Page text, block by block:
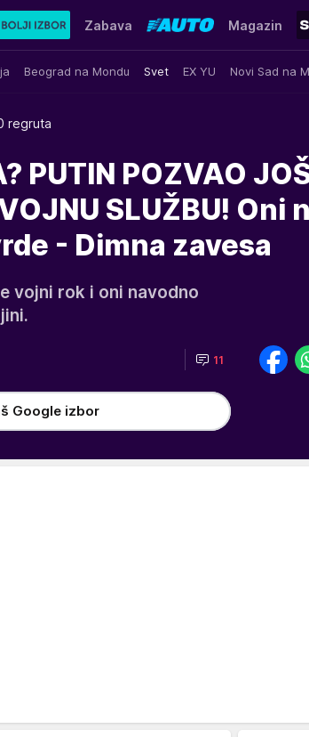
Beograd na Mondu Svet EX YU Novi Sad na
Zabava Magazin
regruta
PUTIN POZVAO
SLUŽBU! Oni
- Dimna zavesa
vojni rok i oni navodno
11
Google izbor